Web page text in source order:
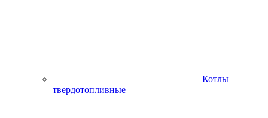
Котлы
твердотопливные